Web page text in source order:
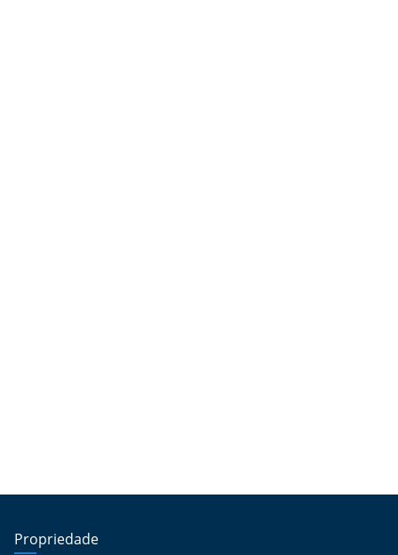
Propriedade